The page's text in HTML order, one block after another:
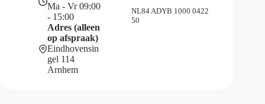
Ma - Vr 09:00
- 15:00
Adres (alleen
op afspraak)
Eindhovensin
gel 114
Arnhem
NL84 ADYB 1000 0422
50